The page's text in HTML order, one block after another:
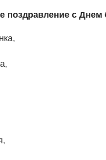
поздравление с Днем